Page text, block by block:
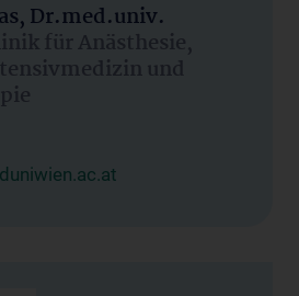
Dr.med.univ.
für Anästhesie,
und